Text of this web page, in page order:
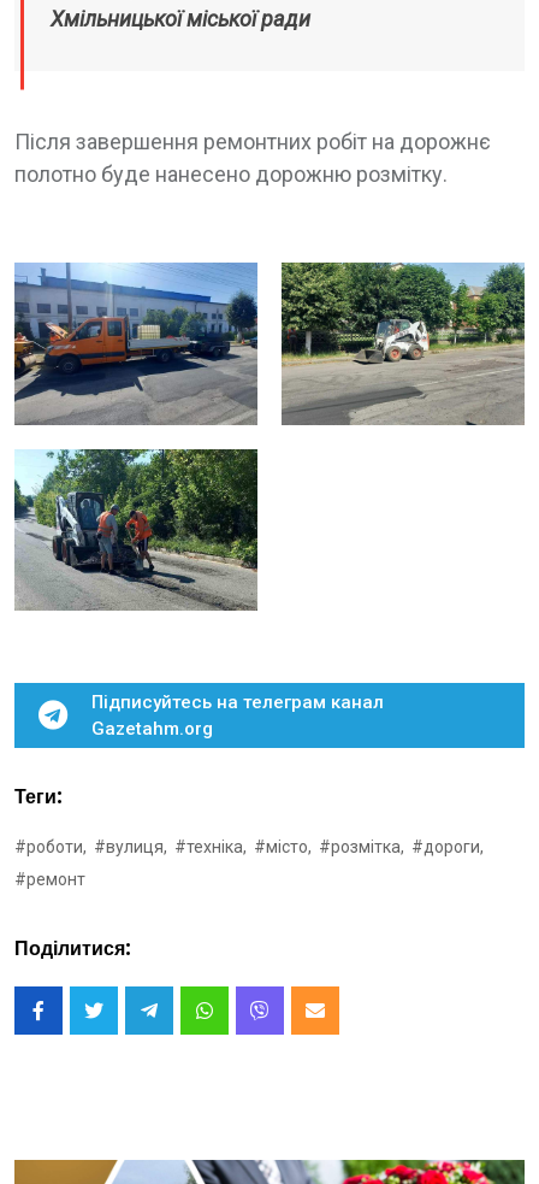
Хмільницької міської ради
Після завершення ремонтних робіт на дорожнє
полотно буде нанесено дорожню розмітку.
Підписуйтесь на телеграм канал
Gazetahm.org
Теги:
#роботи, #вулиця, #техніка, #місто, #розмітка, #дороги,
#ремонт
Поділитися: